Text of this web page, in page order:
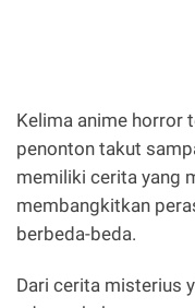
Kelima anime horror
penonton takut
memiliki cerita yang
membangkitkan
berbeda-beda.
Dari cerita misterius